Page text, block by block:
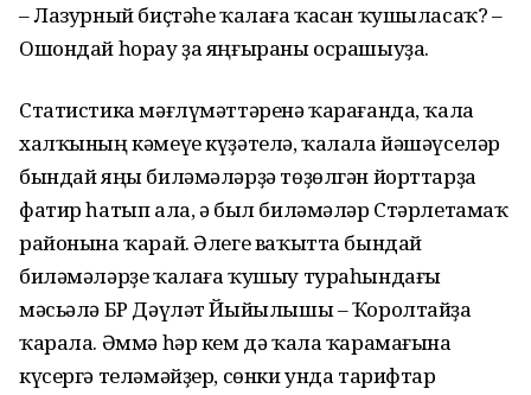
– Лазурный биҫтәһе ҡалаға ҡасан ҡушыласаҡ? –
Ошондай һорау ҙа яңғыраны осрашыуҙа.
Статистика мәғлүмәттәренә ҡарағанда, ҡала
халҡының кәмеүе күҙәтелә, ҡалала йәшәүселәр
бындай яңы биләмәләрҙә төҙөлгән йорттарҙа
фатир һатып ала, ә был биләмәләр Стәрлетамаҡ
районына ҡарай. Әлеге ваҡытта бындай
биләмәләрҙе ҡалаға ҡушыу тураһындағы
мәсьәлә БР Дәүләт Йыйылышы – Ҡоролтайҙа
ҡарала. Әммә һәр кем дә ҡала ҡарамағына
күсергә теләмәйҙер, сөнки унда тарифтар